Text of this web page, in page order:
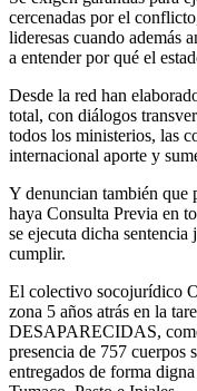
cercenadas por el
lideresas cuando además
a entender por qué el
Desde la red han
total, con diálogos
todos los ministerios, las
internacional aporte y
Y denuncian también que
haya Consulta Previa en
se ejecuta dicha
cumplir.
El colectivo socojurídico
zona 5 años atrás en la
DESAPARECIDAS,
presencia de 757 cuerpos
entregados de forma